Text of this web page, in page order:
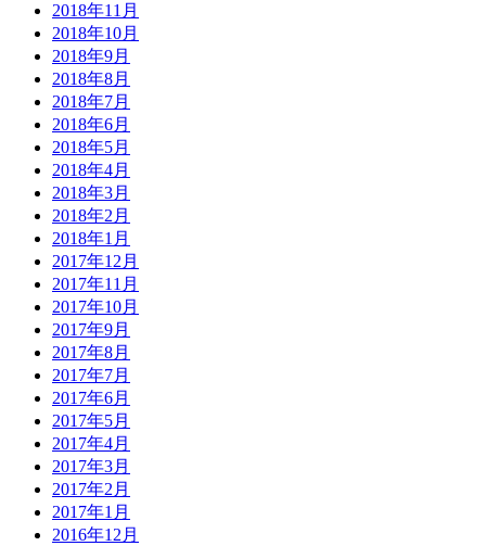
2018年11月
2018年10月
2018年9月
2018年8月
2018年7月
2018年6月
2018年5月
2018年4月
2018年3月
2018年2月
2018年1月
2017年12月
2017年11月
2017年10月
2017年9月
2017年8月
2017年7月
2017年6月
2017年5月
2017年4月
2017年3月
2017年2月
2017年1月
2016年12月